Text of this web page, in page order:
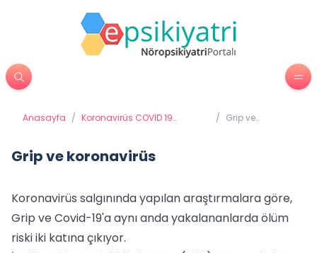
Anasayfa / Koronavirüs COVİD 19
/ Grip ve
Grip ve koronavirüs
Koronavirüs salgınında yapılan araştırmalara göre,
Grip ve Covid-19'a aynı anda yakalananlarda ölüm
riski iki katına çıkıyor.